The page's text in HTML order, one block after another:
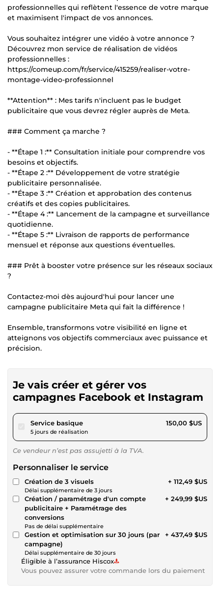
professionnelles qui reflètent l'essence de votre marque
et maximisent l'impact de vos annonces.
Vous souhaitez intégrer une vidéo à votre annonce ?
Découvrez mon service de réalisation de vidéos
professionnelles :
https://comeup.com/fr/service/415259/realiser-votre-
montage-video-professionnel
**Attention** : Mes tarifs n'incluent pas le budget
publicitaire que vous devrez régler auprès de Meta.
### Comment ça marche ?
- **Étape 1 :** Consultation initiale pour comprendre vos
besoins et objectifs.
- **Étape 2 :** Développement de votre stratégie
publicitaire personnalisée.
- **Étape 3 :** Création et approbation des contenus
créatifs et des copies publicitaires.
- **Étape 4 :** Lancement de la campagne et surveillance
quotidienne.
- **Étape 5 :** Livraison de rapports de performance
mensuel et réponse aux questions éventuelles.
### Prêt à booster votre présence sur les réseaux sociaux
?
Contactez-moi dès aujourd'hui pour lancer une
campagne publicitaire Meta qui fait la différence !
Ensemble, transformons votre visibilité en ligne et
atteignons vos objectifs commerciaux avec puissance et
précision.
Je vais créer et gérer vos
campagnes Facebook et Instagram
Service basiquepour 138,25 $US
5 jours de réalisation
150,00 $US
Ce vendeur n’est pas assujetti à la TVA.
Personnaliser le service
Création de 3 visuels
Délai supplémentaire de 3 jours
+ 112,49 $US
Création / paramétrage d'un compte
publicitaire + Paramétrage des
conversions
Pas de délai supplémentaire
+ 249,99 $US
Gestion et optimisation sur 30 jours (par
campagne)
Délai supplémentaire de 30 jours
+ 437,49 $US
Éligible à l’assurance Hiscox
Vous pouvez assurer votre commande lors du paiement